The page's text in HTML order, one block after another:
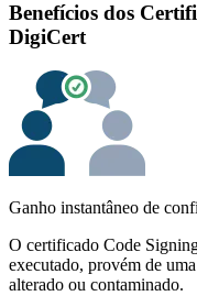
Benefícios dos
DigiCert
Ganho instantâneo de
O certificado Code
executado, provém de
alterado ou contaminado.